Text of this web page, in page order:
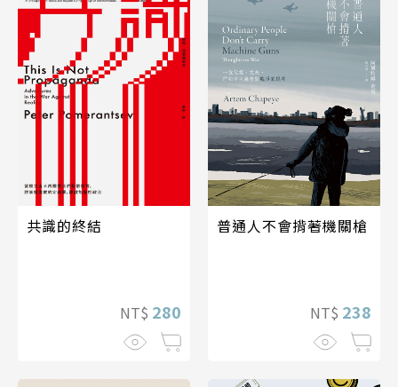
共識的終結
NT$ 280
普通人不會揹著機關槍
NT$ 238